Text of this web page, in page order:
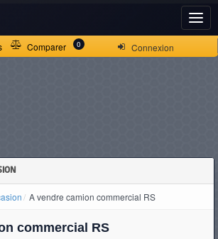
Connexion
Comparer 0
A vendre camion commercial RS
commercial RS